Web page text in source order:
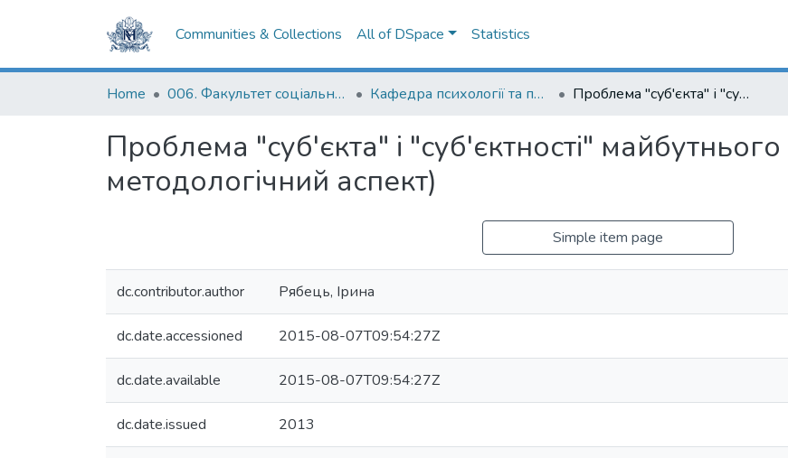
Communities & Collections All of DSpace Statistics
Home 006. Факультет соціальних наук і соціальних технологій Кафедра психології та педагогіки Проблема "суб'єкта" і "суб'єктності" майбутнього фахівця (теоретико-методологічний аспект)
Проблема "суб'єкта" і "суб'єктності"
методологічний аспект)
Simple item page
dc.contributor.author Рябець, Ірина
dc.date.accessioned 2015-08-07T09:54:27Z
dc.date.available 2015-08-07T09:54:27Z
dc.date.issued 2013